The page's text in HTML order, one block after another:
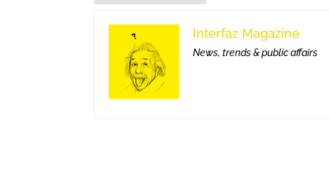
Interfaz Magazine
News, trends & public affairs